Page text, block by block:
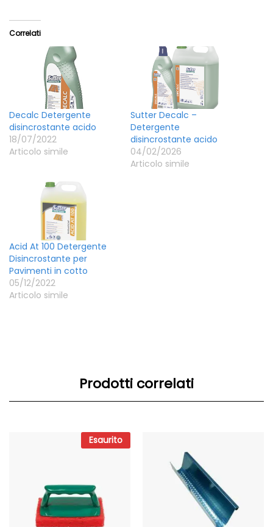
Correlati
Decalc Detergente
disincrostante acido
18/07/2022
Articolo simile
Sutter Decalc –
Detergente
disincrostante acido
04/02/2026
Articolo simile
Acid At 100 Detergente
Disincrostante per
Pavimenti in cotto
05/12/2022
Articolo simile
Prodotti correlati
Esaurito